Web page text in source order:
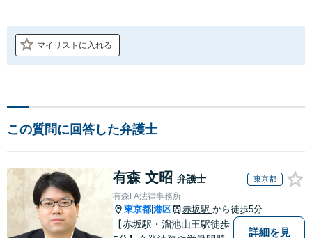
マイリストに入れる
この質問に回答した弁護士
有森 文昭 弁護士 東京都
有森FA法律事務所
東京都 港区 赤坂駅 から徒歩5分
【赤坂駅・溜池山王駅徒歩
詳細を見